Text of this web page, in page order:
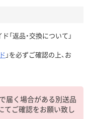
「返品・交換について」
」を必ずご確認の上、お
届く場合がある別送品
てご確認をお願い致し